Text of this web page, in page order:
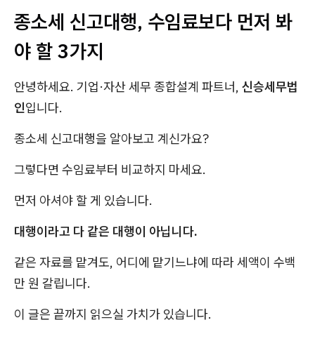
종소세 신고대행, 수임료보다 먼저 봐
야 할 3가지
안녕하세요. 기업·자산 세무 종합설계 파트너, 신승세무법
인입니다.
종소세 신고대행을 알아보고 계신가요?
그렇다면 수임료부터 비교하지 마세요.
먼저 아셔야 할 게 있습니다.
대행이라고 다 같은 대행이 아닙니다.
같은 자료를 맡겨도, 어디에 맡기느냐에 따라 세액이 수백
만 원 갈립니다.
이 글은 끝까지 읽으실 가치가 있습니다.